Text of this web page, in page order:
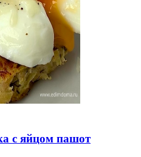
с яйцом пашот